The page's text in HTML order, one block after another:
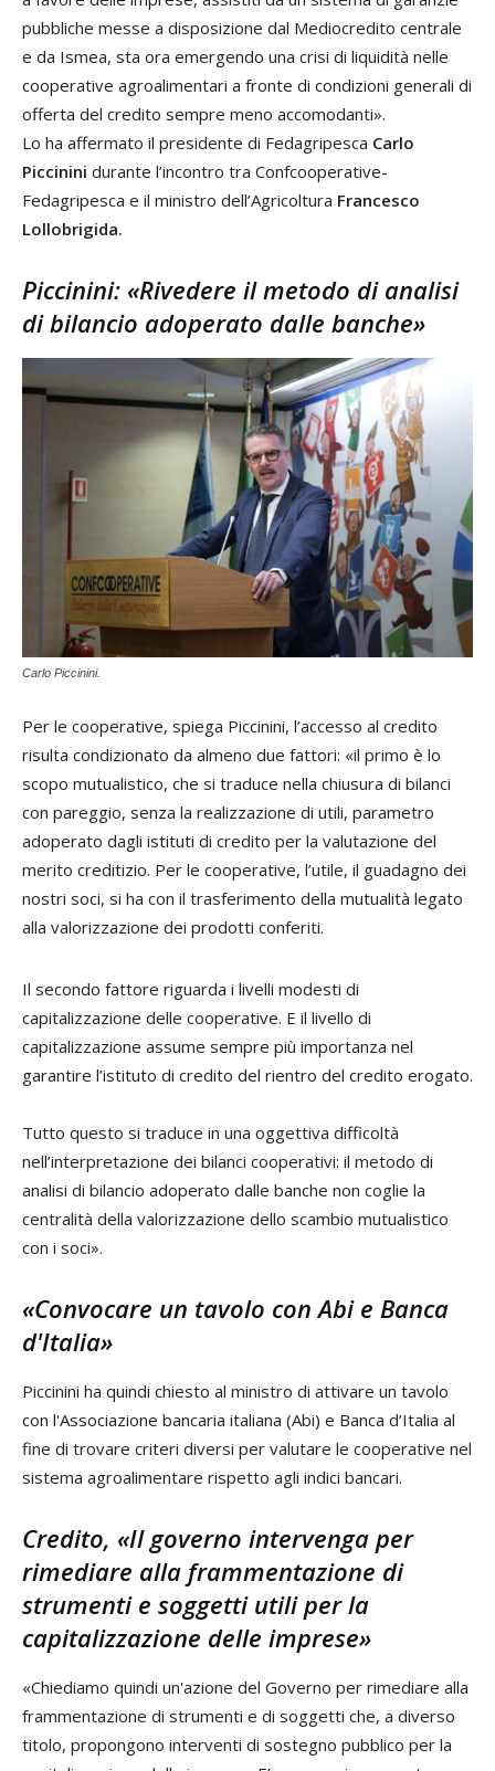
pubbliche messe a disposizione dal Mediocredito centrale
e da Ismea, sta ora emergendo una crisi di liquidità nelle
cooperative agroalimentari a fronte di condizioni generali di
offerta del credito sempre meno accomodanti».
Lo ha affermato il presidente di Fedagripesca Carlo
Piccinini durante l’incontro tra Confcooperative-
Fedagripesca e il ministro dell’Agricoltura Francesco
Lollobrigida.
Piccinini: «Rivedere il metodo di analisi
di bilancio adoperato dalle banche»
Carlo Piccinini.
Per le cooperative, spiega Piccinini, l’accesso al credito
risulta condizionato da almeno due fattori: «il primo è lo
scopo mutualistico, che si traduce nella chiusura di bilanci
con pareggio, senza la realizzazione di utili, parametro
adoperato dagli istituti di credito per la valutazione del
merito creditizio. Per le cooperative, l’utile, il guadagno dei
nostri soci, si ha con il trasferimento della mutualità legato
alla valorizzazione dei prodotti conferiti.
Il secondo fattore riguarda i livelli modesti di
capitalizzazione delle cooperative. E il livello di
capitalizzazione assume sempre più importanza nel
garantire l’istituto di credito del rientro del credito erogato.
Tutto questo si traduce in una oggettiva difficoltà
nell’interpretazione dei bilanci cooperativi: il metodo di
analisi di bilancio adoperato dalle banche non coglie la
centralità della valorizzazione dello scambio mutualistico
con i soci».
«Convocare un tavolo con Abi e Banca
d'Italia»
Piccinini ha quindi chiesto al ministro di attivare un tavolo
con l'Associazione bancaria italiana (Abi) e Banca d’Italia al
fine di trovare criteri diversi per valutare le cooperative nel
sistema agroalimentare rispetto agli indici bancari.
Credito, «Il governo intervenga per
rimediare alla frammentazione di
strumenti e soggetti utili per la
capitalizzazione delle imprese»
«Chiediamo quindi un'azione del Governo per rimediare alla
frammentazione di strumenti e di soggetti che, a diverso
titolo, propongono interventi di sostegno pubblico per la